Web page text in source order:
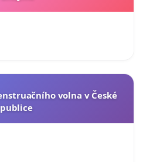
volna v České